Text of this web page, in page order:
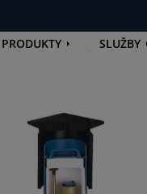
PRODUKTY SLUŽBY